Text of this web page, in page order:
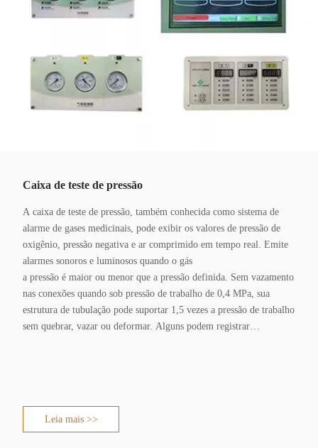
Caixa de teste de pressão
A caixa de teste de pressão, também conhecida como sistema de
alarme de gases medicinais, pode exibir os valores de pressão de
oxigênio, pressão negativa e ar comprimido em tempo real. Emite
alarmes sonoros e luminosos quando o gás
a pressão é maior ou menor que a pressão definida. Sem vazamento
nas conexões quando sob pressão de trabalho de 0,4 MPa, sua
estrutura de tubulação pode suportar 1,5 vezes a pressão de trabalho
sem quebrar, vazar ou deformar. Alguns podem registrar
Leia mais >>